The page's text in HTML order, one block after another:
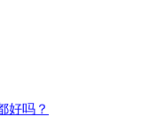
好吗？